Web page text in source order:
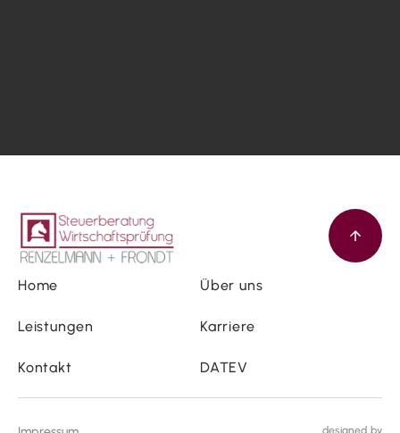
Home Über uns
Leistungen Karriere
Kontakt DATEV
designed by